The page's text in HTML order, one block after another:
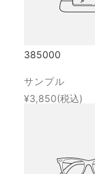
385000
サンプル
¥3,850(税込)